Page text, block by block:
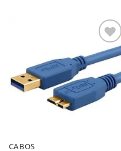
Adicionar
aos meus
desejos
CABOS